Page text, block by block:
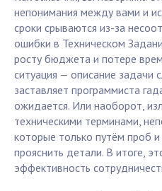
непонимания между вами и
сроки срываются из-за
ошибки в Техническом
росту бюджета и потере
ситуация — описание задачи
заставляет программиста
ожидается. Или наоборот,
техническими терминами,
которые только путём проб
прояснить детали. В итоге,
эффективность